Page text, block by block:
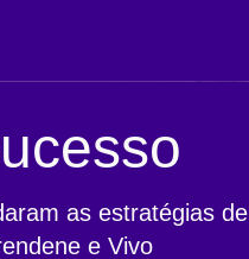
as estratégias de
e Vivo
ESTUDO ORIGINAL